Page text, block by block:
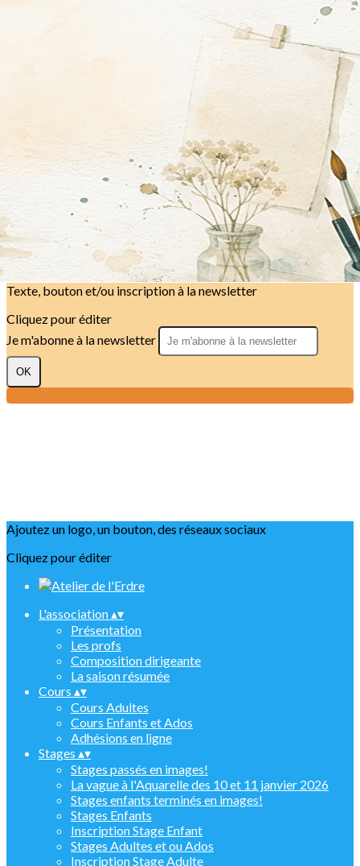
Exporter uniquement les colonnes affichées
Cours Enfants et Ados
Adhésions en ligne
Images de la page d'accueil
Cliquez pour éditer
Texte, bouton et/ou inscription à la newsletter
Cliquez pour éditer
Je m'abonne à la newsletter
OK
Ajoutez un logo, un bouton, des réseaux sociaux
Cliquez pour éditer
L'association▴▾
Présentation
Les profs
Composition dirigeante
La saison résumée
Cours ▴▾
Cours Adultes
Cours Enfants et Ados
Adhésions en ligne
Stages ▴▾
Stages passés en images!
La vague à l'Aquarelle des 10 et 11 janvier 2026
Stages enfants terminés en images!
Stages Enfants
Inscription Stage Enfant
Stages Adultes et ou Ados
Inscription Stage Adulte